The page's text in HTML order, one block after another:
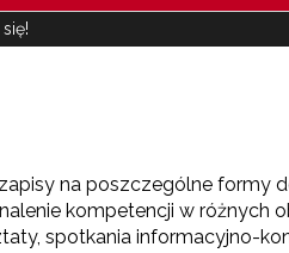
na poszczególne formy
kompetencji w różnych
spotkania informacyjno-